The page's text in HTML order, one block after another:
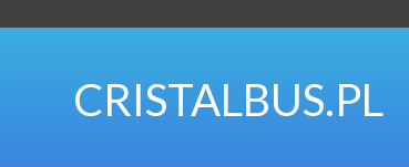
CRISTALBUS.PL